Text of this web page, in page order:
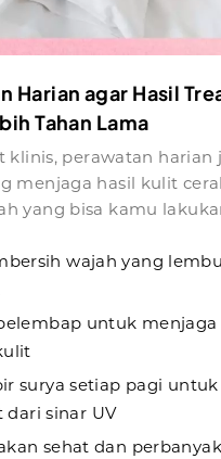
Harian agar Hasil
Tahan Lama
klinis, perawatan harian
menjaga hasil kulit
yang bisa kamu
wajah yang
untuk menjaga
surya setiap pagi untuk
sinar UV
sehat dan